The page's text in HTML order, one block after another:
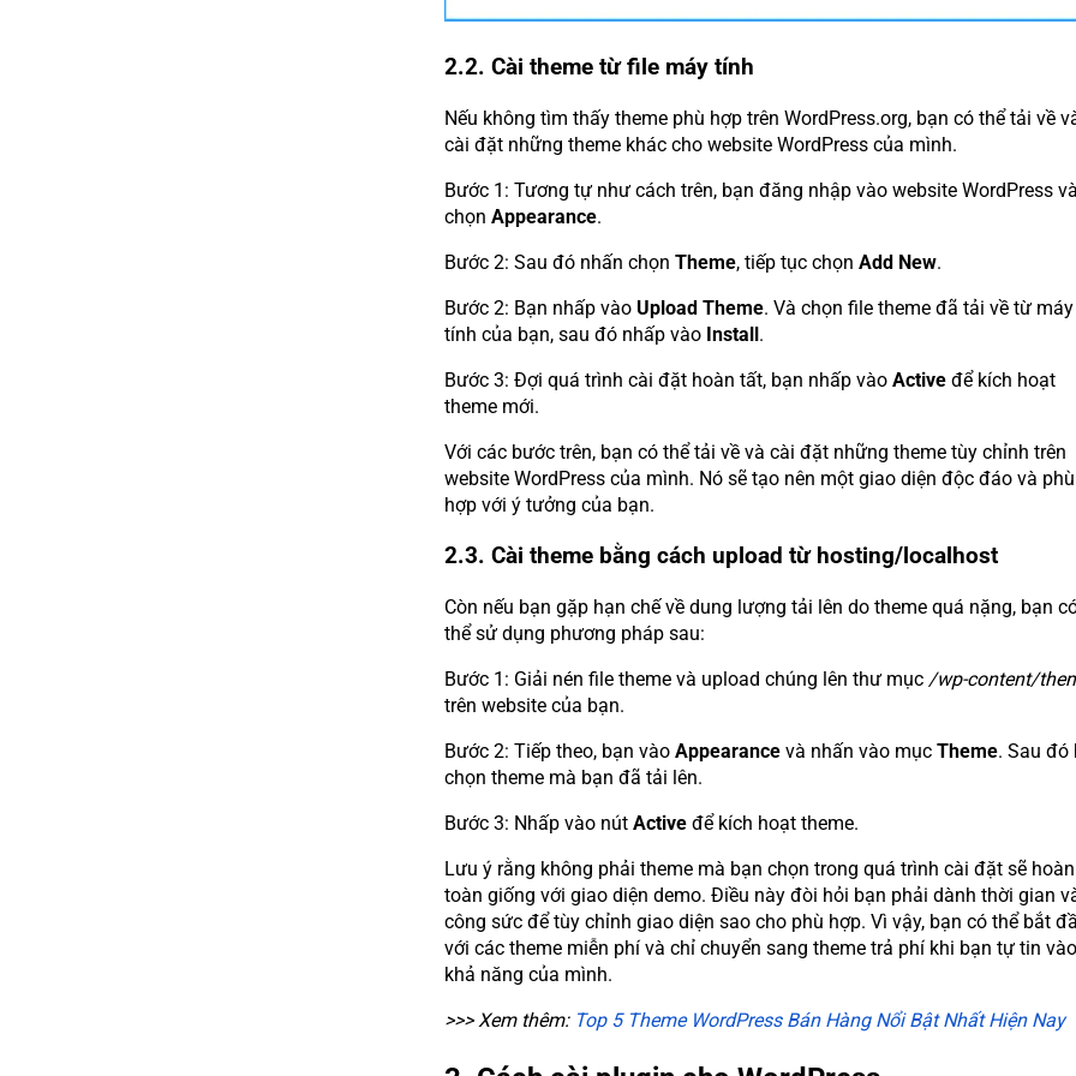
2.2. Cài theme từ file máy tính
Nếu không tìm thấy theme phù hợp trên WordPress.org, bạn có thể tải về
cài đặt những theme khác cho website WordPress của mình.
Bước 1: Tương tự như cách trên, bạn đăng nhập vào website WordPress
chọn Appearance.
Bước 2: Sau đó nhấn chọn Theme, tiếp tục chọn Add New.
Bước 2: Bạn nhấp vào Upload Theme. Và chọn file theme đã tải về từ máy
tính của bạn, sau đó nhấp vào Install.
Bước 3: Đợi quá trình cài đặt hoàn tất, bạn nhấp vào Active để kích hoạt
theme mới.
Với các bước trên, bạn có thể tải về và cài đặt những theme tùy chỉnh trên
website WordPress của mình. Nó sẽ tạo nên một giao diện độc đáo và phù
hợp với ý tưởng của bạn.
2.3. Cài theme bằng cách upload từ hosting/localhost
Còn nếu bạn gặp hạn chế về dung lượng tải lên do theme quá nặng, bạn
thể sử dụng phương pháp sau:
Bước 1: Giải nén file theme và upload chúng lên thư mục /wp-content/
trên website của bạn.
Bước 2: Tiếp theo, bạn vào Appearance và nhấn vào mục Theme. Sau đó
chọn theme mà bạn đã tải lên.
Bước 3: Nhấp vào nút Active để kích hoạt theme.
Lưu ý rằng không phải theme mà bạn chọn trong quá trình cài đặt sẽ hoàn
toàn giống với giao diện demo. Điều này đòi hỏi bạn phải dành thời gian
công sức để tùy chỉnh giao diện sao cho phù hợp. Vì vậy, bạn có thể bắt
với các theme miễn phí và chỉ chuyển sang theme trả phí khi bạn tự tin vào
khả năng của mình.
>>> Xem thêm: Top 5 Theme WordPress Bán Hàng Nổi Bật Nhất Hiện Nay